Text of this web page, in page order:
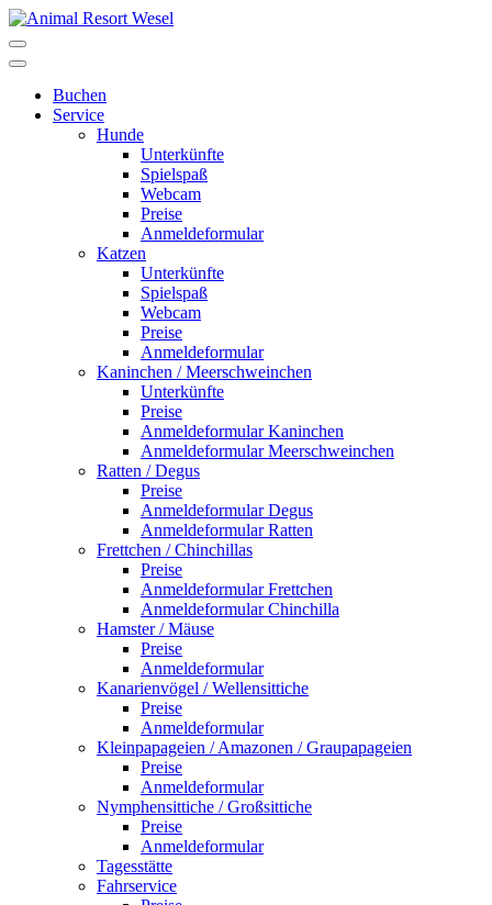
Buchen
Service
Hunde
Unterkünfte
Spielspaß
Webcam
Preise
Anmeldeformular
Katzen
Unterkünfte
Spielspaß
Webcam
Preise
Anmeldeformular
Kaninchen / Meerschweinchen
Unterkünfte
Preise
Anmeldeformular Kaninchen
Anmeldeformular Meerschweinchen
Ratten / Degus
Preise
Anmeldeformular Degus
Anmeldeformular Ratten
Frettchen / Chinchillas
Preise
Anmeldeformular Frettchen
Anmeldeformular Chinchilla
Hamster / Mäuse
Preise
Anmeldeformular
Kanarienvögel / Wellensittiche
Preise
Anmeldeformular
Kleinpapageien / Amazonen / Graupapageien
Preise
Anmeldeformular
Nymphensittiche / Großsittiche
Preise
Anmeldeformular
Tagesstätte
Fahrservice